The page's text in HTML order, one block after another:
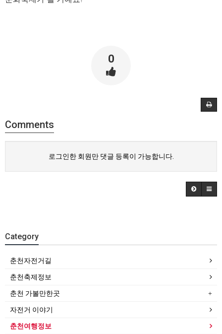
0
Comments
로그인한 회원만 댓글 등록이 가능합니다.
Category
춘천자전거길
춘천축제정보
춘천 가볼만한곳
자전거 이야기
춘천여행정보